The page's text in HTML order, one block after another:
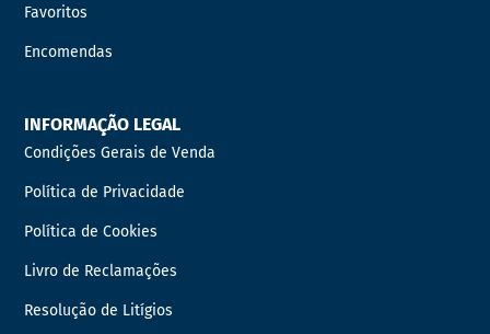
Favoritos
Encomendas
INFORMAÇÃO LEGAL
Condições Gerais de Venda
Política de Privacidade
Política de Cookies
Livro de Reclamações
Resolução de Litígios